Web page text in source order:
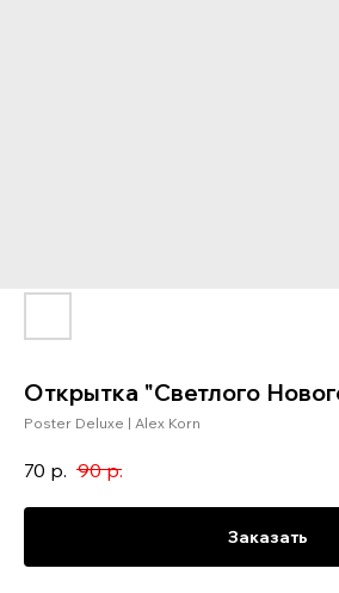
Открытка "Светлого
Poster Deluxe | Alex Korn
70 р. 90 р.
Заказать